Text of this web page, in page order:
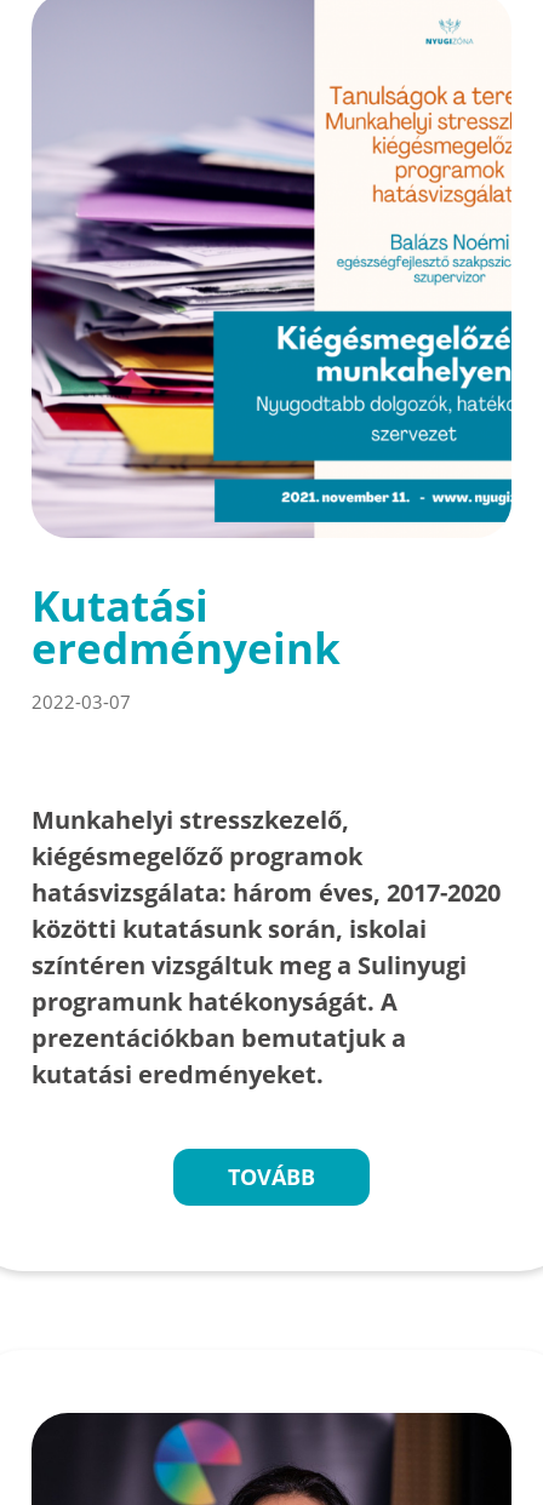
Kutatási
eredményeink
2022-03-07
Munkahelyi stresszkezelő,
kiégésmegelőző programok
hatásvizsgálata: három éves, 2017-2020
közötti kutatásunk során, iskolai
színtéren vizsgáltuk meg a Sulinyugi
programunk hatékonyságát. A
prezentációkban bemutatjuk a
kutatási eredményeket.
TOVÁBB